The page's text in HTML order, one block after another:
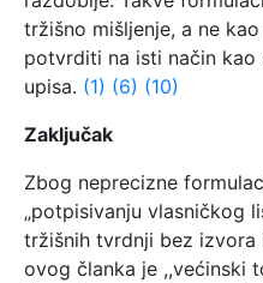
tržišno mišljenje, a ne
potvrditi na isti način
upisa. (1) (6) (10)
Zaključak
Zbog neprecizne
„potpisivanju vlasničkog
tržišnih tvrdnji bez izvora
ovog članka je ,,većinski